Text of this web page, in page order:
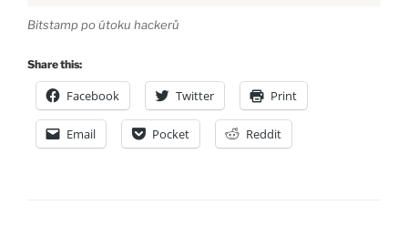
Bitstamp po útoku hackerů
Share this:
Facebook Twitter Print
Email Pocket Reddit